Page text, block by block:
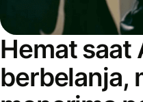
Hemat saat
berbelanja,